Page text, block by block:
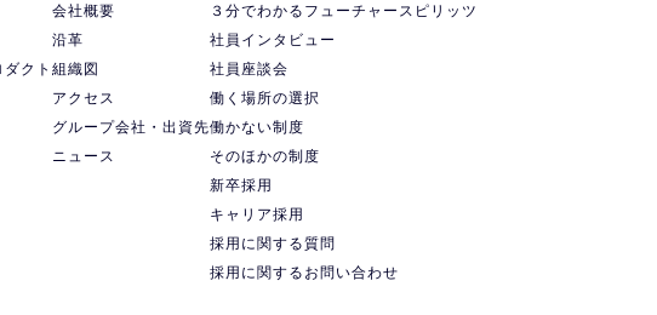
クト
会社概要
沿革
組織図
アクセス
グループ会社・出資先
ニュース
３分でわかるフューチャースピリッツ
社員インタビュー
社員座談会
働く場所の選択
働かない制度
そのほかの制度
新卒採用
キャリア採用
採用に関する質問
採用に関するお問い合わせ